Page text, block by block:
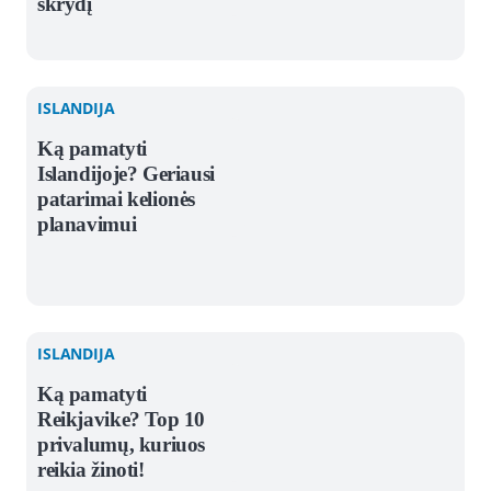
ISLANDIJA
Ką pamatyti
Islandijoje? Geriausi
patarimai kelionės
planavimui
ISLANDIJA
Ką pamatyti
Reikjavike? Top 10
privalumų, kuriuos
reikia žinoti!